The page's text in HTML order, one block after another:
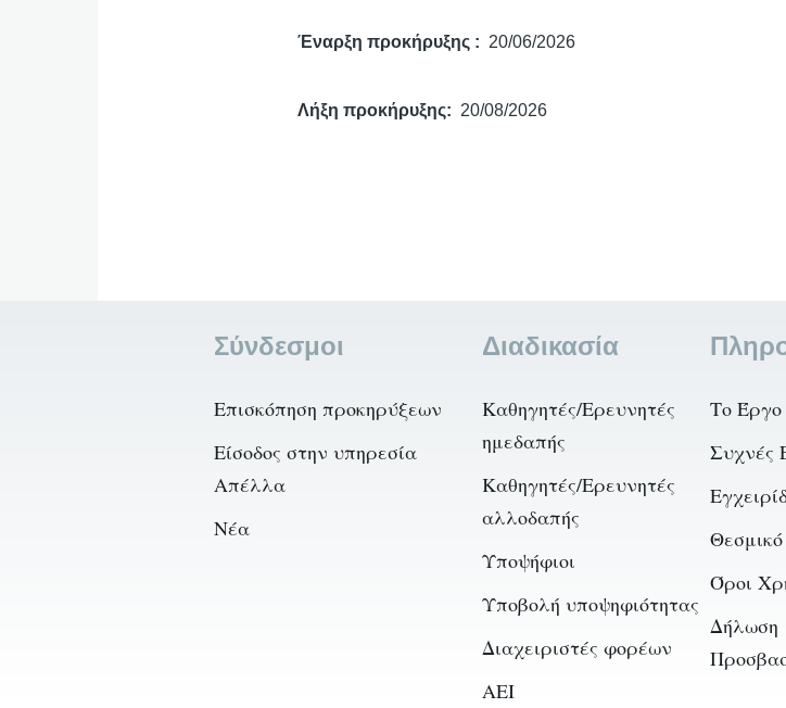
Έναρξη προκήρυξης 20/06/2026
Λήξη προκήρυξης 20/08/2026
Σύνδεσμοι
Επισκόπηση προκηρύξεων
Είσοδος στην υπηρεσία
Απέλλα
Νέα
Διαδικασία
Καθηγητές/Ερευνητές
ημεδαπής
Καθηγητές/Ερευνητές
αλλοδαπής
Υποψήφιοι
Υποβολή υποψηφιότητας
Διαχειριστές φορέων
AEI
Το Έργο
Συχνές
Όροι
Δήλωση